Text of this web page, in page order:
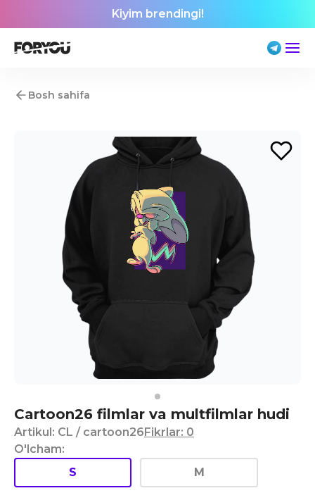
Kiyim brendingi!
Bosh sahifa
Cartoon26 filmlar va multfilmlar hudi
Artikul: CL / cartoon26Fikrlar: 0
O'lcham:
S
M